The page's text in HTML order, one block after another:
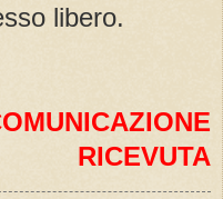
libero.
RICEVUTA